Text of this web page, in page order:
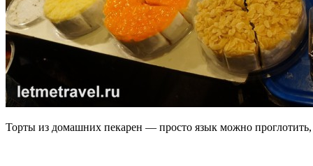
Торты из домашних пекарен — просто язык можно проглотить,